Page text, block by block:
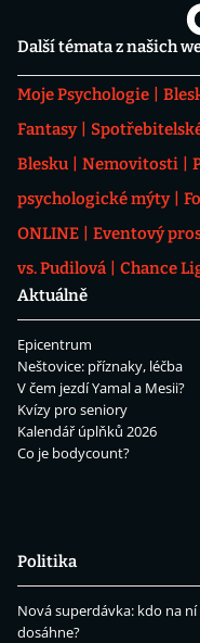
Další témata z našich
Moje Psychologie
Fantasy
Blesku
Nemovitosti
psychologické mýty
ONLINE
Eventový
vs. Pudilová
Chance
Aktuálně
Epicentrum
Neštovice: příznaky, léčba
V čem jezdí Yamal a Mesii?
Kvízy pro seniory
Kalendář úplňků 2026
Co je bodycount?
Politika
Nová superdávka: kdo na ní
dosáhne?